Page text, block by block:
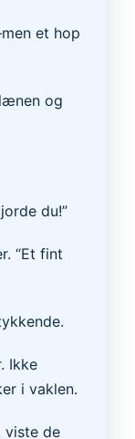
et hop
og
du!”
“Et fint
Ikke
i vaklen.
viste de